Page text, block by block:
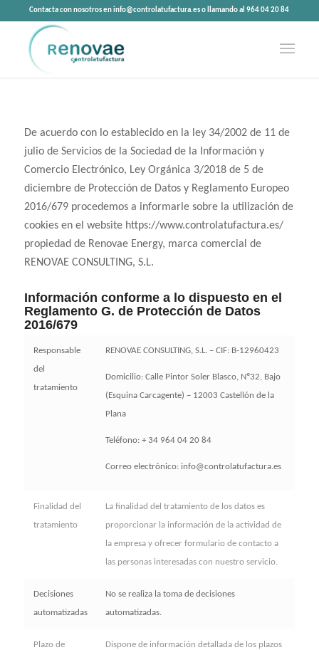
Contacta con nosotros en info@controlatufactura.es o llamando al 964 04 20 84
De acuerdo con lo establecido en la ley 34/2002 de 11 de
julio de Servicios de la Sociedad de la Información y
Comercio Electrónico, Ley Orgánica 3/2018 de 5 de
diciembre de Protección de Datos y Reglamento Europeo
2016/679 procedemos a informarle sobre la utilización de
cookies en el website https://www.controlatufactura.es/
propiedad de Renovae Energy, marca comercial de
RENOVAE CONSULTING, S.L.
Información conforme a lo dispuesto en el
Reglamento G. de Protección de Datos
2016/679
Responsable
del
tratamiento
RENOVAE CONSULTING, S.L. – CIF: B-12960423
Domicilio: Calle Pintor Soler Blasco, Nº32, Bajo
(Esquina Carcagente) – 12003 Castellón de la
Plana
Teléfono: + 34 964 04 20 84
Correo electrónico: info@controlatufactura.es
Finalidad del
tratamiento
La finalidad del tratamiento de los datos es
proporcionar la información de la actividad de
la empresa y ofrecer formulario de contacto a
las personas interesadas con nuestro servicio.
Decisiones
automatizadas
No se realiza la toma de decisiones
automatizadas.
Plazo de
Dispone de información detallada de los plazos